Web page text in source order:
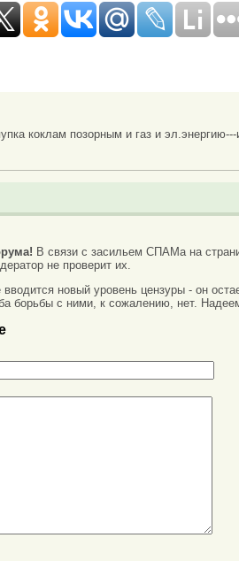
коклам позорным и газ и
В связи с засильем СПАМа на
не проверит их.
вводится новый уровень цензуры - он
борьбы с ними, к сожалению, нет.